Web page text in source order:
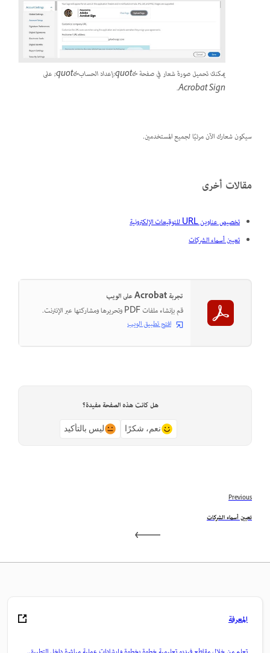
يمكنك تحميل صورة شعار في صفحة &quot;إعداد الحساب&quot; على
Acrobat Sign.
سيكون شعارك الآن مرئيًا لجميع المستخدمين.
مقالات أخرى
تخصيص عناوين URL للتوقيعات الإلكترونية
تعيين أسماء الشركات
تجربة Acrobat على الويب
قم بإنشاء ملفات PDF وتحريرها ومشاركتها عبر الإنترنت.
افتح تطبيق الويب
هل كانت هذه الصفحة مفيدة؟
نعم، شكرًا ليس بالتأكيد
Previous
تعيين أسماء الشركات
المعرفة